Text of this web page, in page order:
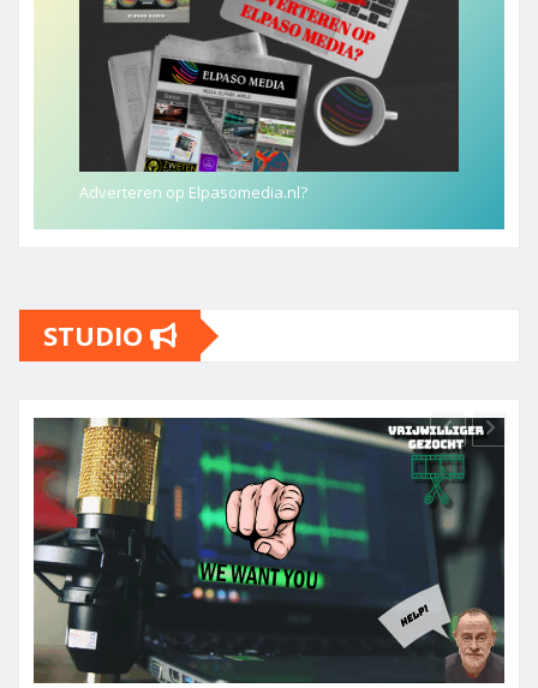
Adverteren op Elpasomedia.nl?
STUDIO